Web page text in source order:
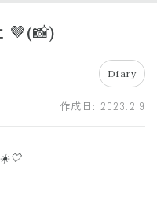
🤎(📸)
Diary
作成日: 2023.2.9